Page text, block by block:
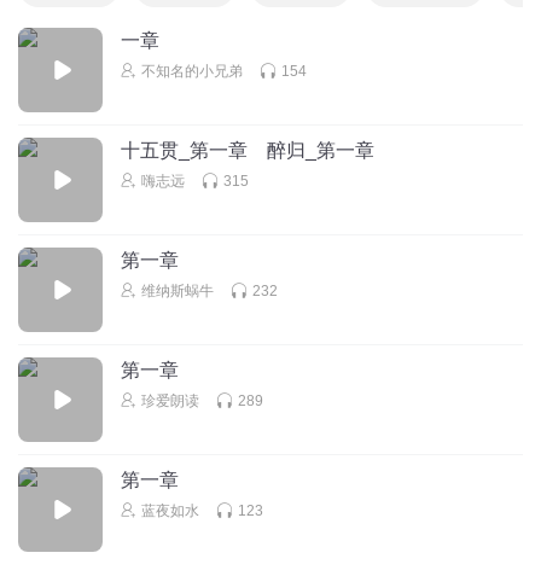
一章
不知名的小兄弟 154
十五贯_第一章 醉归_第一章
嗨志远 315
第一章
维纳斯蜗牛 232
第一章
珍爱朗读 289
第一章
蓝夜如水 123